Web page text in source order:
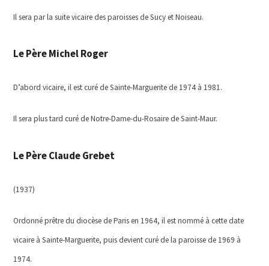
Il sera par la suite vicaire des paroisses de Sucy et Noiseau.
Le Père Michel Roger
D’abord vicaire, il est curé de Sainte-Marguerite de 1974 à 1981.
Il sera plus tard curé de Notre-Dame-du-Rosaire de Saint-Maur.
Le Père Claude Grebet
(1937)
Ordonné prêtre du diocèse de Paris en 1964, il est nommé à cette date
vicaire à Sainte-Marguerite, puis devient curé de la paroisse de 1969 à
1974.